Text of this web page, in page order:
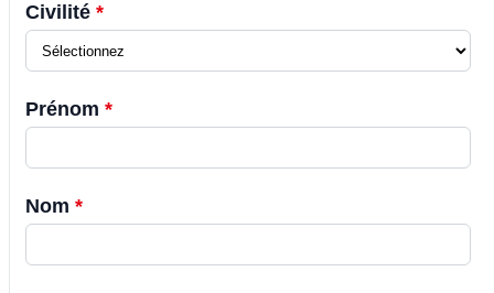
Civilité *
Prénom *
Nom *